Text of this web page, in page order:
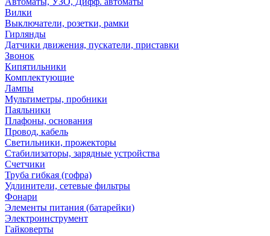
Вилки
Выключатели, розетки, рамки
Гирлянды
Датчики движения, пускатели, приставки
Звонок
Кипятильники
Комплектующие
Лампы
Мультиметры, пробники
Паяльники
Плафоны, основания
Провод, кабель
Светильники, прожекторы
Стабилизаторы, зарядные устройства
Счетчики
Труба гибкая (гофра)
Удлинители, сетевые фильтры
Фонари
Элементы питания (батарейки)
Электроинструмент
Гайковерты